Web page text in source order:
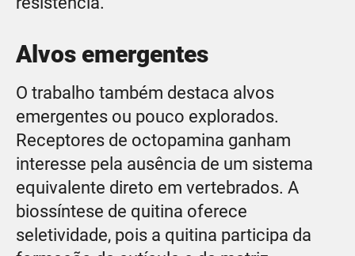
Alvos emergentes
O trabalho também destaca alvos
emergentes ou pouco explorados.
Receptores de octopamina ganham
interesse pela ausência de um sistema
equivalente direto em vertebrados. A
biossíntese de quitina oferece
seletividade, pois a quitina participa da